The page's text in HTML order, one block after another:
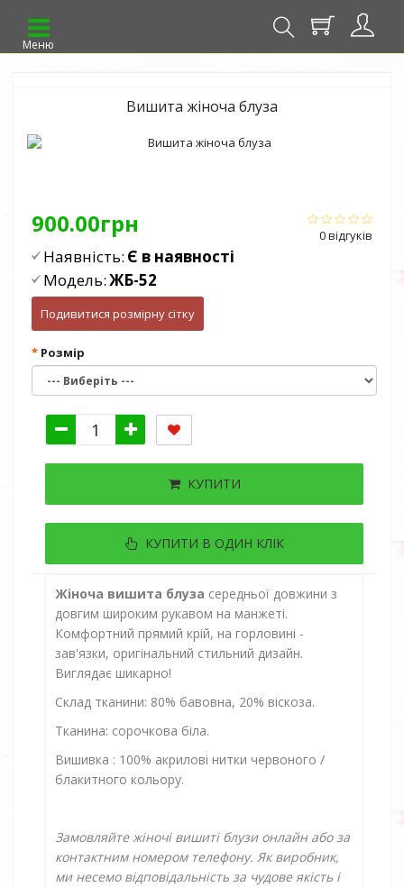
Меню
Вишита жіноча блуза
0 відгуків
900.00грн
Наявність: Є в наявності
Модель:ЖБ-52
Подивитися розмірну сітку
Розмір
КУПИТИ
КУПИТИ В ОДИН КЛІК
Жіноча вишита блуза середньої довжини з
довгим широким рукавом на манжеті.
Комфортний прямий крій, на горловині -
зав'язки, оригінальний стильний дизайн.
Виглядає шикарно!
Склад тканини: 80% бавовна, 20% віскоза.
Тканина: сорочкова біла.
Вишивка : 100% акрилові нитки червоного /
блакитного кольору.
Замовляйте жіночі вишиті блузи онлайн або за
контактним номером телефону. Як виробник,
ми несемо відповідальність за чудове якість і